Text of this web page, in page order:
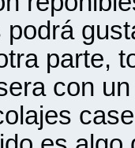
podrá
parte,
con